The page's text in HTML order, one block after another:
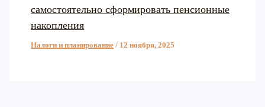
самостоятельно сформировать пенсионные
накопления
Налоги и планирование / 12 ноября, 2025